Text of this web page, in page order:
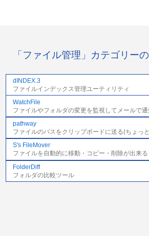
「ファイル管理」カテゴリー
dINDEX.3
ファイルインデックス管理ユーティリティ
WatchFile
ファイルやフォルダの変更を監視してメールで通
pathway
ファイルのパスをクリップボードに送る(ちょっ
S's FileMover
ファイルを自動的に移動・コピー・削除が出来る
FolderDiff
フォルダの比較ツール